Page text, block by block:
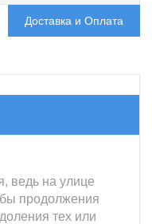
Доставка и Оплата
ведь на улице
бы продолжения
тех или